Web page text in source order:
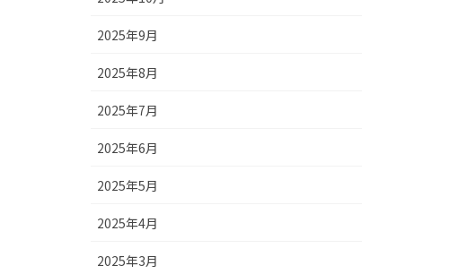
2025年9月
2025年8月
2025年7月
2025年6月
2025年5月
2025年4月
2025年3月